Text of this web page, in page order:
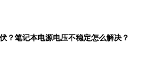
？笔记本电源电压不稳定怎么解决？